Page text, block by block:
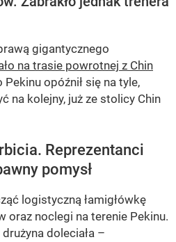
gigantycznego
na trasie powrotnej z Chin
opóźnił się na tyle,
na kolejny, już ze stolicy Chin
Reprezentanci
pomysł
logistyczną łamigłówkę
oraz noclegi na terenie Pekinu.
doleciała –